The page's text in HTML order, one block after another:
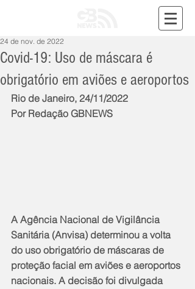
Covid-19: Uso de máscara é
obrigatório em aviões e aeroportos
24 de nov. de 2022
Rio de Janeiro, 24/11/2022
Por Redação GBNEWS
A Agência Nacional de Vigilância
Sanitária (Anvisa) determinou a volta
do uso obrigatório de máscaras de
proteção facial em aviões e aeroportos
nacionais. A decisão foi divulgada